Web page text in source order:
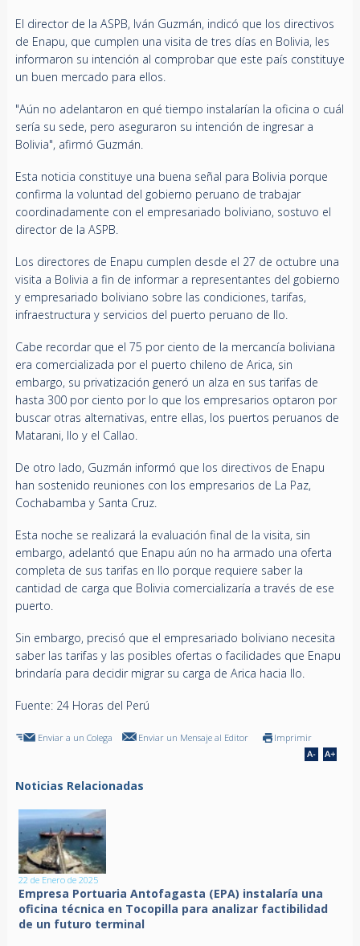
El director de la ASPB, Iván Guzmán, indicó que los directivos
de Enapu, que cumplen una visita de tres días en Bolivia, les
informaron su intención al comprobar que este país constituye
un buen mercado para ellos.
"Aún no adelantaron en qué tiempo instalarían la oficina o cuál
sería su sede, pero aseguraron su intención de ingresar a
Bolivia", afirmó Guzmán.
Esta noticia constituye una buena señal para Bolivia porque
confirma la voluntad del gobierno peruano de trabajar
coordinadamente con el empresariado boliviano, sostuvo el
director de la ASPB.
Los directores de Enapu cumplen desde el 27 de octubre una
visita a Bolivia a fin de informar a representantes del gobierno
y empresariado boliviano sobre las condiciones, tarifas,
infraestructura y servicios del puerto peruano de Ilo.
Cabe recordar que el 75 por ciento de la mercancía boliviana
era comercializada por el puerto chileno de Arica, sin
embargo, su privatización generó un alza en sus tarifas de
hasta 300 por ciento por lo que los empresarios optaron por
buscar otras alternativas, entre ellas, los puertos peruanos de
Matarani, Ilo y el Callao.
De otro lado, Guzmán informó que los directivos de Enapu
han sostenido reuniones con los empresarios de La Paz,
Cochabamba y Santa Cruz.
Esta noche se realizará la evaluación final de la visita, sin
embargo, adelantó que Enapu aún no ha armado una oferta
completa de sus tarifas en Ilo porque requiere saber la
cantidad de carga que Bolivia comercializaría a través de ese
puerto.
Sin embargo, precisó que el empresariado boliviano necesita
saber las tarifas y las posibles ofertas o facilidades que Enapu
brindaría para decidir migrar su carga de Arica hacia Ilo.
Fuente: 24 Horas del Perú
Enviar a un Colega Enviar un Mensaje al Editor Imprimir
Noticias Relacionadas
22 de Enero de 2025
Empresa Portuaria Antofagasta (EPA) instalaría una
oficina técnica en Tocopilla para analizar factibilidad
de un futuro terminal